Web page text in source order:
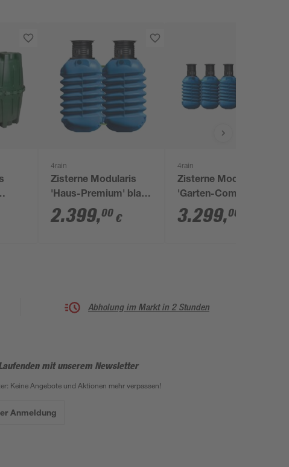
l
4rain
Zisterne Modularis
'Haus-Premium' blau
5000 l 2 Stück
2.399,00 €
4rain
Zisterne Modularis
'Garten-Comfort' blau
12500 l 5 Stück
3.299,00
Abholung im Markt in 2 Stunden
mit unserem Newsletter
Keine Angebote und Aktionen mehr verpassen!
Anmeldung